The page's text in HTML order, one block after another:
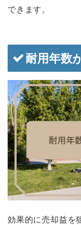
できます。
耐用年数
効果的に売却益を